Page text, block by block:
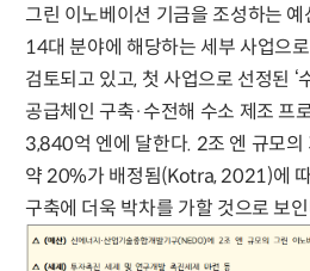
그린 이노베이션 기금을 조성하는
14대 분야에 해당하는 세부 사업으
검토되고 있고, 첫 사업으로 선정된 ‘
공급체인 구축·수전해 수소 제조 프
3,840억 엔에 달한다. 2조 엔 규모의
약 20%가 배정됨(Kotra, 2021)에
구축에 더욱 박차를 가할 것으로 보